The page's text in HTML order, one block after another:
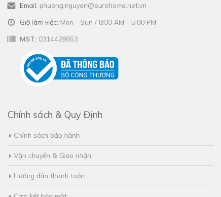
Email: phuong.nguyen@eurohome.net.vn
Giờ làm việc: Mon - Sun / 8:00 AM - 5:00 PM
MST: 0314428653
Chính sách & Quy Định
Chính sách bảo hành
Vận chuyển & Giao nhận
Hướng dẫn thanh toán